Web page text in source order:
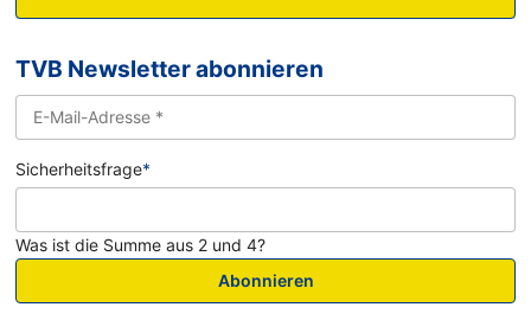
TVB Newsletter abonnieren
Sicherheitsfrage*
Was ist die Summe aus 2 und 4?
Abonnieren